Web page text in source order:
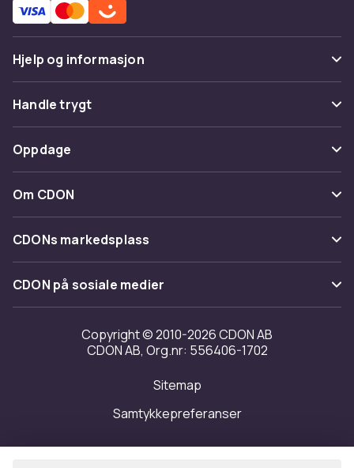
Hjelp og informasjon
Vanlige spørsmål
Spor pakke
Angre & returner her
Kontakt oss
Handle trygt
Betaling
Levering
Tilbakekallinger
Oppdage
Kategorier
Varemerker
Om CDON
Om oss
Kundeanmeldelser
Jobbe på CDON
Investor relations
Tilgjengelighet
CDONs markedsplass
Merchant Help Center
CDON på sosiale medier
Copyright © 2010-2026 CDON AB
CDON AB, Org.nr: 556406-1702
Sitemap
Samtykkepreferanser